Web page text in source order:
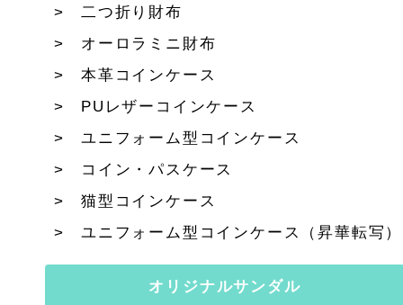
二つ折り財布
オーロラミニ財布
本革コインケース
PUレザーコインケース
ユニフォーム型コインケース
コイン・パスケース
猫型コインケース
ユニフォーム型コインケース（昇華転写）
オリジナルサンダル